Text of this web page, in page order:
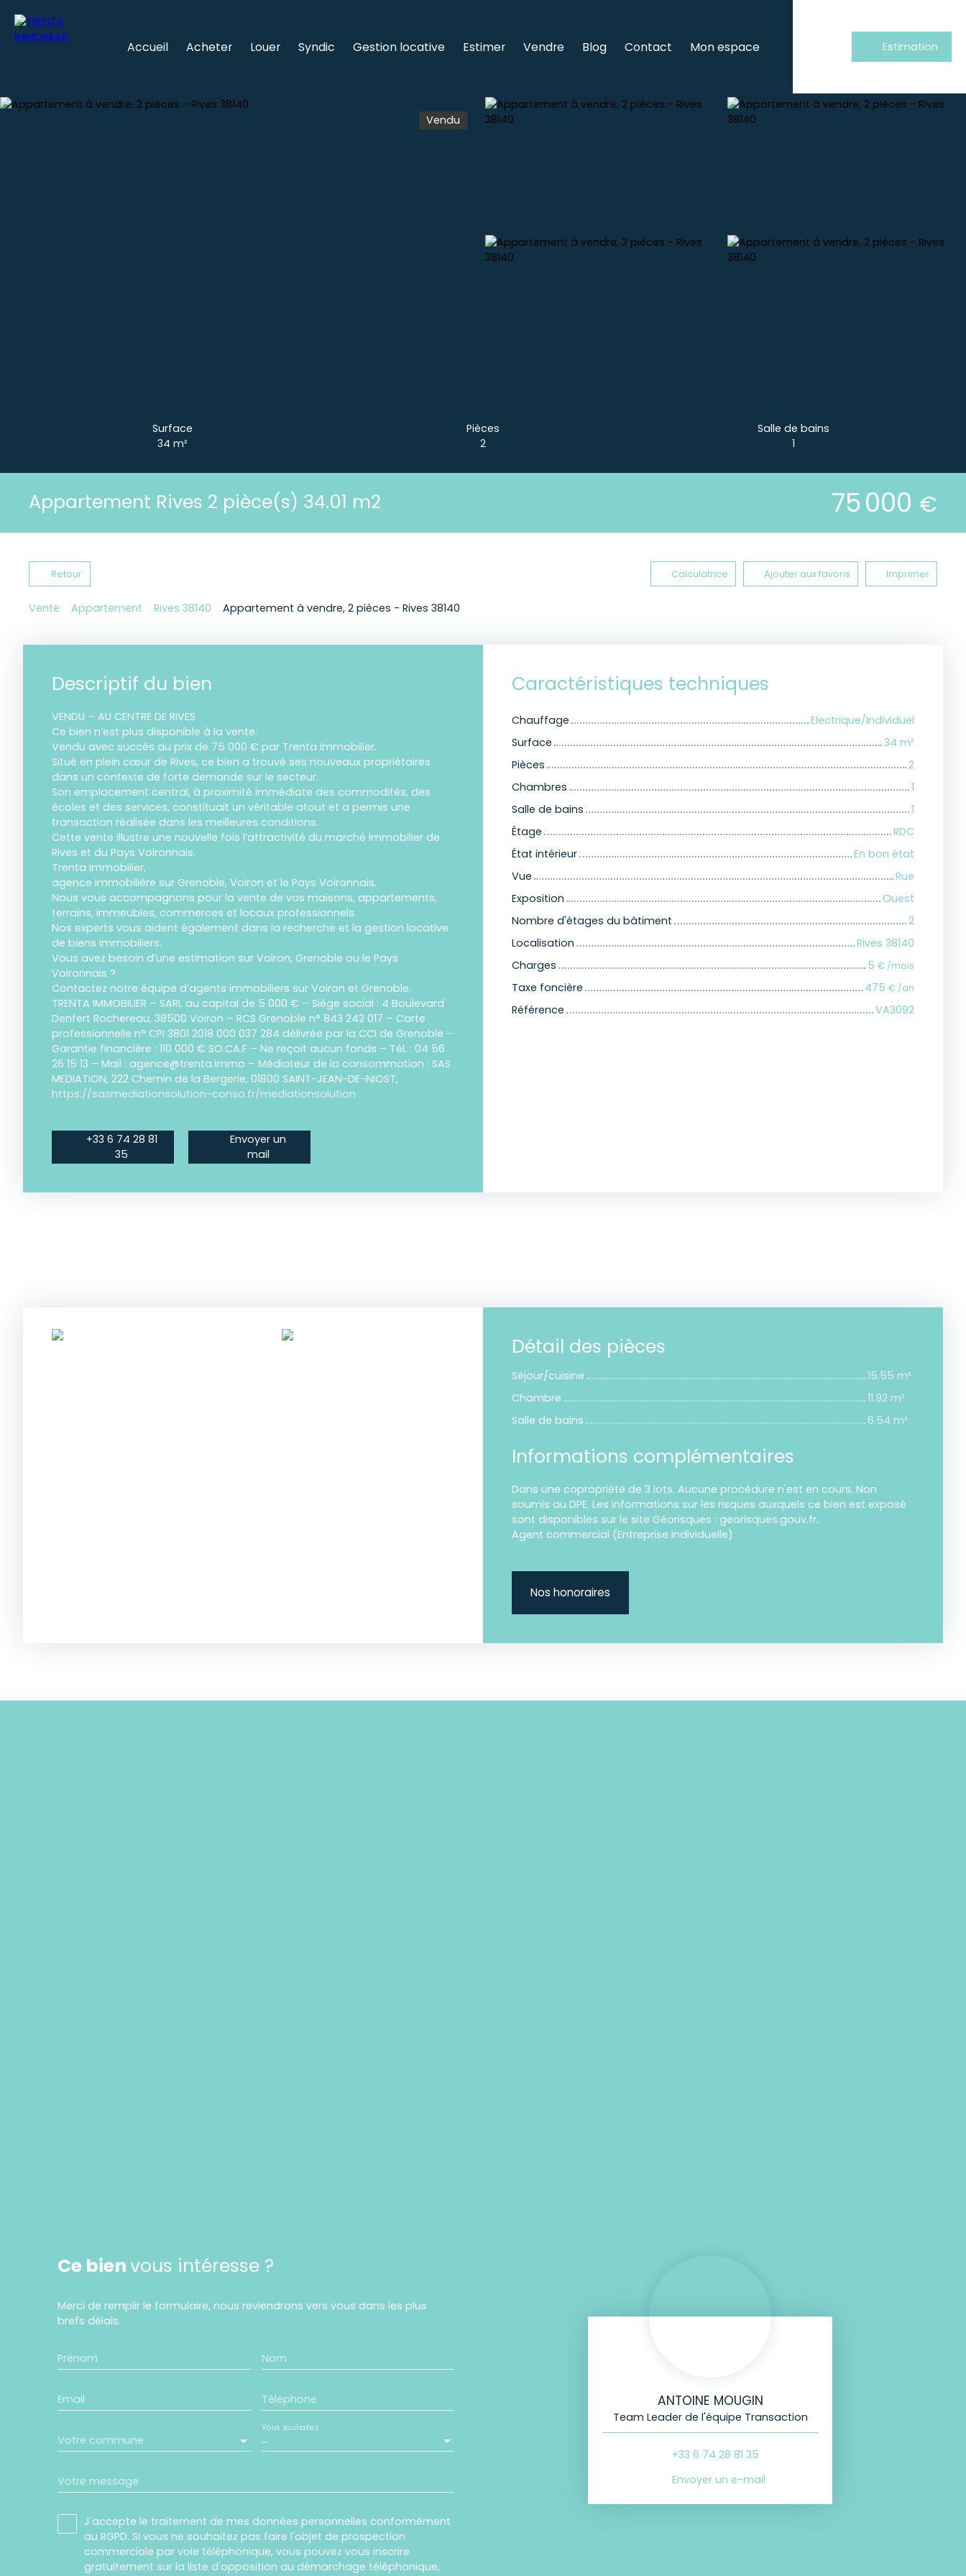
Accueil Acheter Louer Syndic Gestion locative Estimer Vendre Blog Contact Mon espace Estimation
Vendu
Surface
34m²
Pièces
2
Salle de bains
1
Appartement Rives 2 pièce(s) 34.01 m2 75 000 €
Retour Calculatrice Ajouter aux favoris Imprimer
Vente Appartement Rives 38140 Appartement à vendre, 2 pièces - Rives 38140
Descriptif du bien
VENDU – AU CENTRE DE RIVES
Ce bien n’est plus disponible à la vente.
Vendu avec succès au prix de 75 000 € par Trenta Immobilier.
Situé en plein cœur de Rives, ce bien a trouvé ses nouveaux propriétaires
dans un contexte de forte demande sur le secteur.
Son emplacement central, à proximité immédiate des commodités, des
écoles et des services, constituait un véritable atout et a permis une
transaction réalisée dans les meilleures conditions.
Cette vente illustre une nouvelle fois l’attractivité du marché immobilier de
Rives et du Pays Voironnais.
Trenta Immobilier,
agence immobilière sur Grenoble, Voiron et le Pays Voironnais.
Nous vous accompagnons pour la vente de vos maisons, appartements,
terrains, immeubles, commerces et locaux professionnels.
Nos experts vous aident également dans la recherche et la gestion locative
de biens immobiliers.
Vous avez besoin d’une estimation sur Voiron, Grenoble ou le Pays
Voironnais ?
Contactez notre équipe d’agents immobiliers sur Voiron et Grenoble.
TRENTA IMMOBILIER – SARL au capital de 5 000 € – Siège social : 4 Boulevard
Denfert Rochereau, 38500 Voiron – RCS Grenoble n° 843 242 017 – Carte
professionnelle n° CPI 3801 2018 000 037 284 délivrée par la CCI de Grenoble –
Garantie financière : 110 000 € SO.CA.F – Ne reçoit aucun fonds – Tél. : 04 56
26 15 13 – Mail : agence@trenta.immo – Médiateur de la consommation : SAS
MEDIATION, 222 Chemin de la Bergerie, 01800 SAINT-JEAN-DE-NIOST,
https://sasmediationsolution-conso.fr/mediationsolution
+33 6 74 28 81
35
Envoyer un
mail
Caractéristiques techniques
Chauffage
Electrique/Individuel
Surface
34 m²
Pièces
2
Chambres
1
Salle de bains
1
Étage
RDC
État intérieur
En bon état
Vue
Rue
Exposition
Ouest
Nombre d'étages du bâtiment
2
Localisation
Rives 38140
Charges
5 € /mois
Taxe foncière 475 € /an
Référence VA3092
Détail des pièces
Séjour/cuisine
15.55 m²
Chambre
11.92 m²
Salle de bains
6.54 m²
Informations complémentaires
Dans une copropriété de 3 lots. Aucune procédure n'est en cours. Non
soumis au DPE. Les informations sur les risques auxquels ce bien est exposé
sont disponibles sur le site Géorisques : georisques.gouv.fr.
Agent commercial (Entreprise individuelle)
Nos honoraires
Ce bienvous intéresse ?
Merci de remplir le formulaire, nous reviendrons vers vous dans les plus
brefs délais.
Prénom Nom
Email Téléphone
Votre commune -
Vous souhaitez
Votre message
J'accepte le traitement de mes données personnelles conformément
au RGPD. Si vous ne souhaitez pas faire l'objet de prospection
commerciale par voie téléphonique, vous pouvez vous inscrire
gratuitement sur la liste d'opposition au démarchage téléphonique,
ANTOINE MOUGIN
Team Leader de l'équipe Transaction
+33 6 74 28 81 35
Envoyer un e-mail